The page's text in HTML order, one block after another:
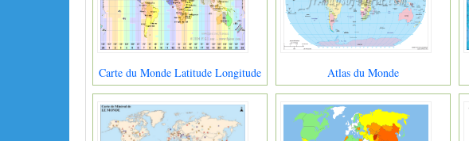
Carte du Monde Latitude Longitude Atlas du Monde